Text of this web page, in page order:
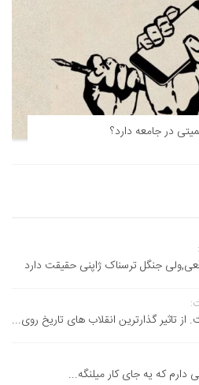
در جامعه دارد؟
جنگل ترسناک ژاپنی حقیقت دارد
از تاثیر گذارترین انقلاب های تاریخ روی...
که یه جای کار میلنگه...